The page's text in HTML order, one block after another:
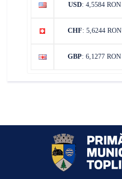
USD: 4,5584 RON
CHF: 5,6244 RON
GBP: 6,1277 RON